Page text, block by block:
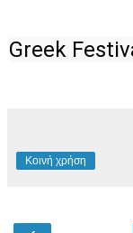
Greek
Κοινή χρήση